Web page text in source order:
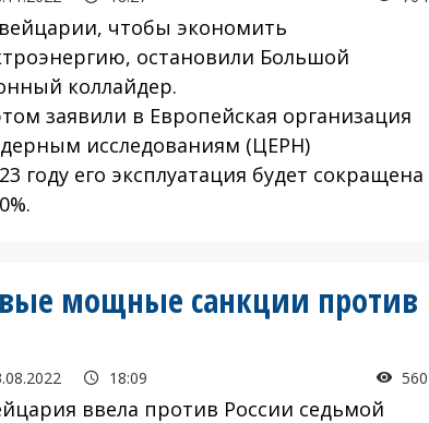
чтобы экономить
остановили Большой
коллайдер.
заявили в Европейская организация
исследованиям (ЦЕРН)
году его эксплуатация будет сокращена
мощные санкции против
18:09 560
ввела против России седьмой